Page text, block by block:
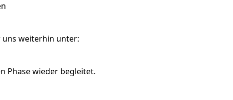
uns weiterhin unter:
Phase wieder begleitet.